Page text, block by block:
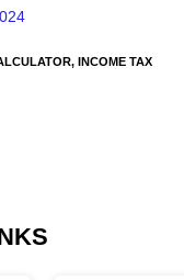
INCOME TAX